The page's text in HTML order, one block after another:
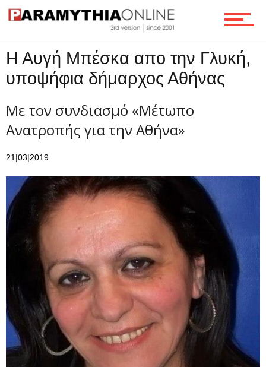
Ροή
Επικοινωνία
Η Αυγή Μπέσκα απο την Γλυκή,
υποψήφια δήμαρχος Αθήνας
Με τον συνδιασμό «Μέτωπο
Ανατροπής για την Αθήνα»
21|03|2019